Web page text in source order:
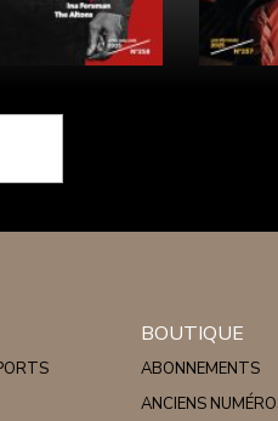
BOUTIQUE
ABONNEMENTS
ANCIENS